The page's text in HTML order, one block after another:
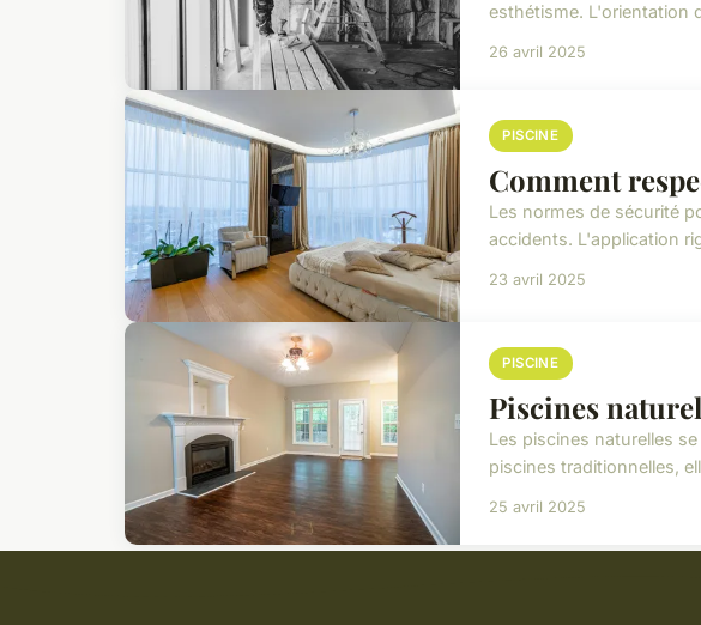
esthétisme. L'orientation
26 avril 2025
PISCINE
Comment
Les normes de sécurité
accidents. L'application
23 avril 2025
PISCINE
Piscines
Les piscines naturelles
piscines traditionnelles,
25 avril 2025